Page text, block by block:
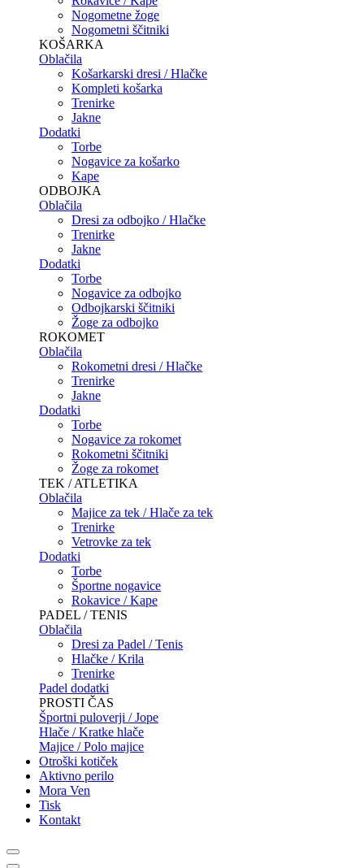
Nogometne žoge
Nogometni ščitniki
KOŠARKA
Oblačila
Košarkarski dresi / Hlačke
Kompleti košarka
Trenirke
Jakne
Dodatki
Torbe
Nogavice za košarko
Kape
ODBOJKA
Oblačila
Dresi za odbojko / Hlačke
Trenirke
Jakne
Dodatki
Torbe
Nogavice za odbojko
Odbojkarski ščitniki
Žoge za odbojko
ROKOMET
Oblačila
Rokometni dresi / Hlačke
Trenirke
Jakne
Dodatki
Torbe
Nogavice za rokomet
Rokometni ščitniki
Žoge za rokomet
TEK / ATLETIKA
Oblačila
Majice za tek / Hlače za tek
Trenirke
Vetrovke za tek
Dodatki
Torbe
Športne nogavice
Rokavice / Kape
PADEL / TENIS
Oblačila
Dresi za Padel / Tenis
Hlačke / Krila
Trenirke
Padel dodatki
PROSTI ČAS
Športni puloverji / Jope
Hlače / Kratke hlače
Majice / Polo majice
Otroški kotiček
Aktivno perilo
Mora Ven
Tisk
Kontakt